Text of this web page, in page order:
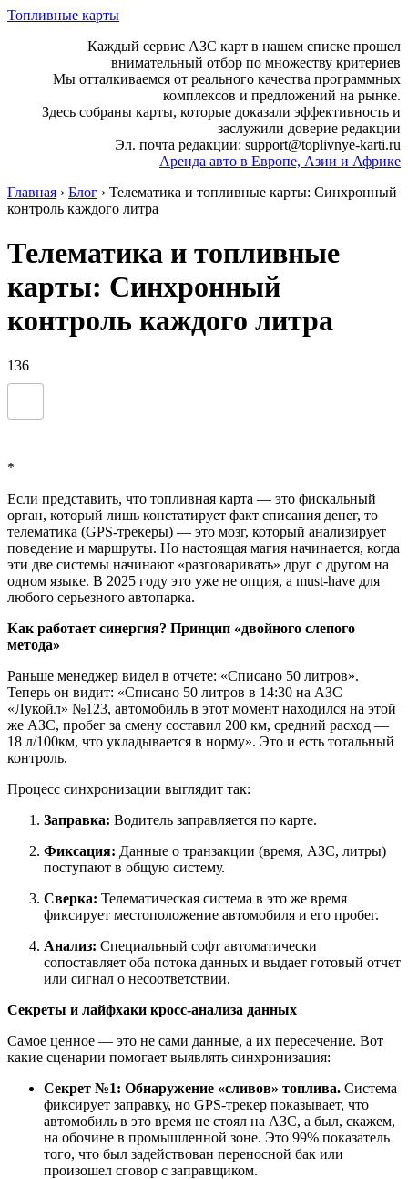
Топливные карты
Каждый сервис АЗС карт в нашем списке прошел
внимательный отбор по множеству критериев
Мы отталкиваемся от реального качества программных
комплексов и предложений на рынке.
Здесь собраны карты, которые доказали эффективность и
заслужили доверие редакции
Эл. почта редакции: support@toplivnye-karti.ru
Аренда авто в Европе, Азии и Африке
Главная › Блог › Телематика и топливные карты: Синхронный
контроль каждого литра
Телематика и топливные
карты: Синхронный
контроль каждого литра
136
*
Если представить, что топливная карта — это фискальный
орган, который лишь констатирует факт списания денег, то
телематика (GPS-трекеры) — это мозг, который анализирует
поведение и маршруты. Но настоящая магия начинается, когда
эти две системы начинают «разговаривать» друг с другом на
одном языке. В 2025 году это уже не опция, а must-have для
любого серьезного автопарка.
Как работает синергия? Принцип «двойного слепого
метода»
Раньше менеджер видел в отчете: «Списано 50 литров».
Теперь он видит: «Списано 50 литров в 14:30 на АЗС
«Лукойл» №123, автомобиль в этот момент находился на этой
же АЗС, пробег за смену составил 200 км, средний расход —
18 л/100км, что укладывается в норму». Это и есть тотальный
контроль.
Процесс синхронизации выглядит так:
Заправка: Водитель заправляется по карте.
Фиксация: Данные о транзакции (время, АЗС, литры)
поступают в общую систему.
Сверка: Телематическая система в это же время
фиксирует местоположение автомобиля и его пробег.
Анализ: Специальный софт автоматически
сопоставляет оба потока данных и выдает готовый отчет
или сигнал о несоответствии.
Секреты и лайфхаки кросс-анализа данных
Самое ценное — это не сами данные, а их пересечение. Вот
какие сценарии помогает выявлять синхронизация:
Секрет №1: Обнаружение «сливов» топлива. Система
фиксирует заправку, но GPS-трекер показывает, что
автомобиль в это время не стоял на АЗС, а был, скажем,
на обочине в промышленной зоне. Это 99% показатель
того, что был задействован переносной бак или
произошел сговор с заправщиком.